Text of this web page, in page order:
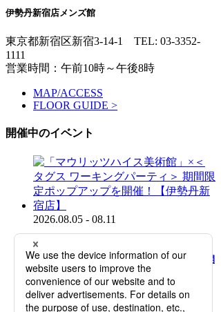
伊勢丹新宿店メンズ館
東京都新宿区新宿3-14-1 TEL: 03-3352-
1111
営業時間：午前10時～午後8時
MAP/ACCESS
FLOOR GUIDE >
開催中のイベント
2026.08.05 - 08.11
「マウリッツハイス美術館」×＜タグス ワー
キングパーティ＞ 期間限定ポップアップを開
催！【伊勢丹新宿店】